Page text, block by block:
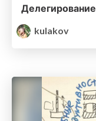
Делегирование
kulakov